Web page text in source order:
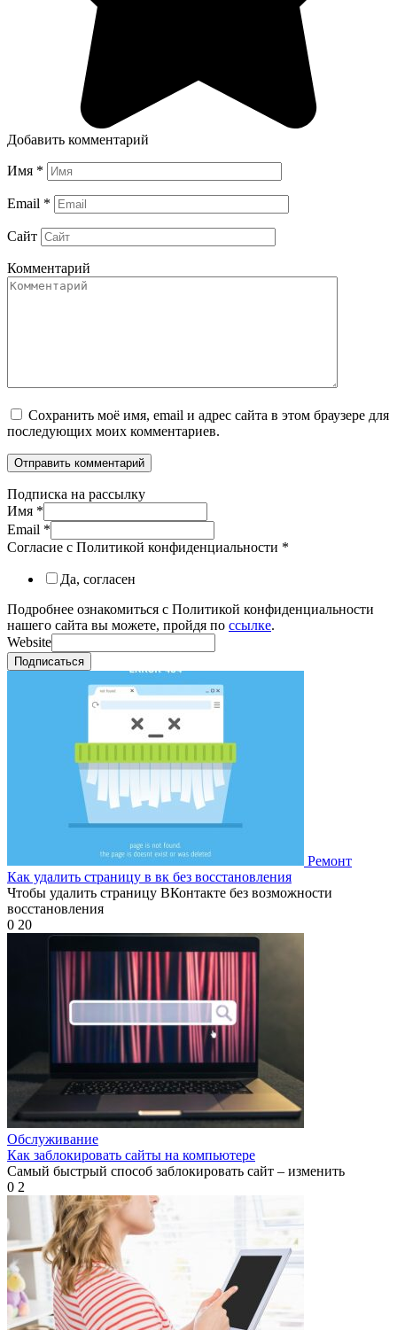
Добавить комментарий
Имя *
Email *
Сайт
Комментарий
Сохранить моё имя, email и адрес сайта в этом браузере для
последующих моих комментариев.
Подписка на рассылку
Имя *
Email *
Согласие с Политикой конфиденциальности *
Да, согласен
Подробнее ознакомиться с Политикой конфиденциальности
нашего сайта вы можете, пройдя по ссылке.
Website
Подписаться
Ремонт
Как удалить страницу в вк без восстановления
Чтобы удалить страницу ВКонтакте без возможности
восстановления
0 20
Обслуживание
Как заблокировать сайты на компьютере
Самый быстрый способ заблокировать сайт – изменить
0 2